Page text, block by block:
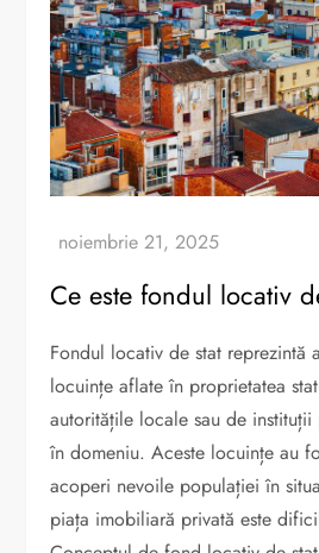
Ce este fondul locativ
Fondul locativ de stat reprezintă
locuințe aflate în proprietatea
autoritățile locale sau de
în domeniu. Aceste locuințe au
acoperi nevoile populației în
piața imobiliară privată este